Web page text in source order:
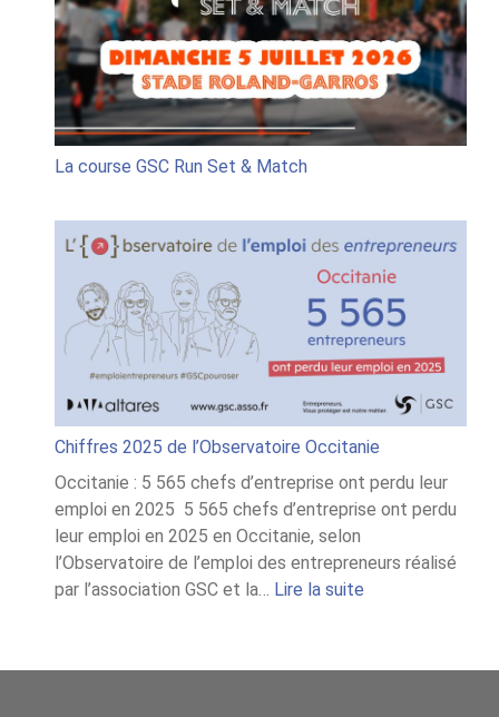
Run
Set
&
Match
La course GSC Run Set & Match
Chiffres 2025 de l’Observatoire Occitanie
Occitanie : 5 565 chefs d’entreprise ont perdu leur
emploi en 2025 5 565 chefs d’entreprise ont perdu
leur emploi en 2025 en Occitanie, selon
l’Observatoire de l’emploi des entrepreneurs réalisé
par l’association GSC et la… Lire la suite:
de